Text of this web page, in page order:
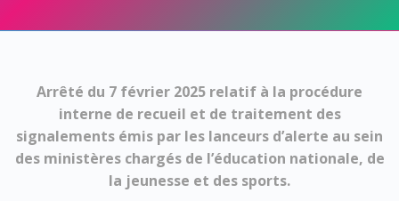
Arrêté du 7 février 2025 relatif à la procédure
interne de recueil et de traitement des
signalements émis par les lanceurs d’alerte au sein
des ministères chargés de l’éducation nationale, de
la jeunesse et des sports.